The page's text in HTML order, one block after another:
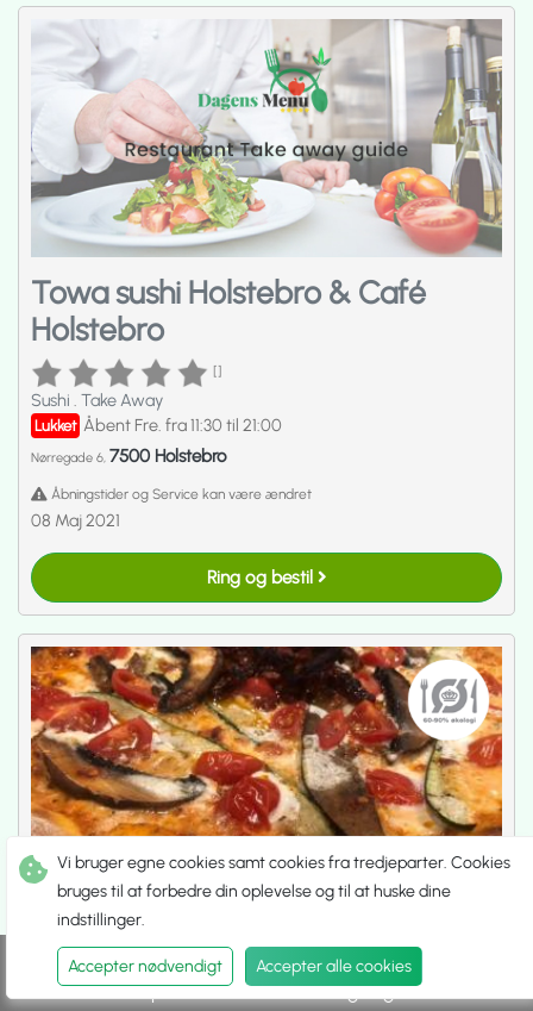
Towa sushi Holstebro & Café
Holstebro
[]
Sushi . Take Away
Lukket Åbent Fre. fra 11:30 til 21:00
Nørregade 6, 7500 Holstebro
Åbningstider og Service kan være ændret
08 Maj 2021
Ring og bestil
Restaurant Cooks Holstebro
[[3]]
Europæisk.Restaurant.Steaks.Tapas.Take Away
Spis udeHent selvUdbringning
Vi bruger egne cookies samt cookies fra tredjeparter. Cookies
bruges til at forbedre din oplevelse og til at huske dine
indstillinger.
Accepter nødvendigt Accepter alle cookies